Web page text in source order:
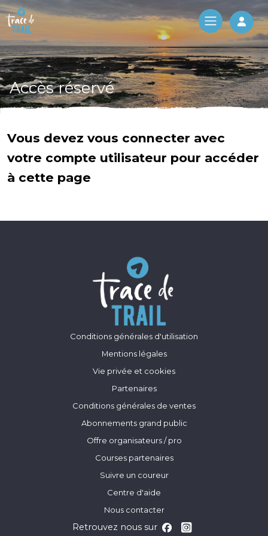
Log
Accès réservé
Vous devez vous connecter avec
votre compte utilisateur pour accéder
à cette page
Conditions générales d'utilisation
Mentions légales
Vie privée et cookies
Partenaires
Conditions générales de ventes
Abonnements grand public
Offre organisateurs / pro
Courses partenaires
Suivre un coureur
Centre d'aide
Nous contacter
Retrouvez nous sur